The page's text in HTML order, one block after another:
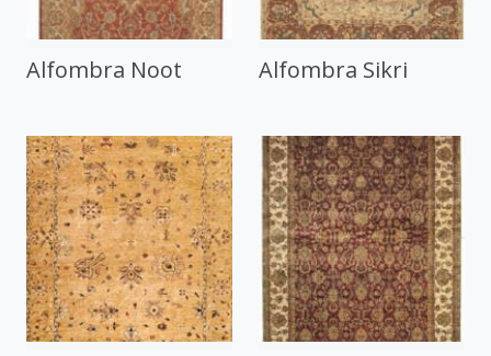
Alfombra Noot Alfombra Sikri